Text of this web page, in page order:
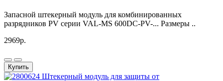
Запасной штекерный модуль для комбинированных
разрядников PV серии VAL-MS 600DC-PV-... Размеры ..
2969р.
Купить